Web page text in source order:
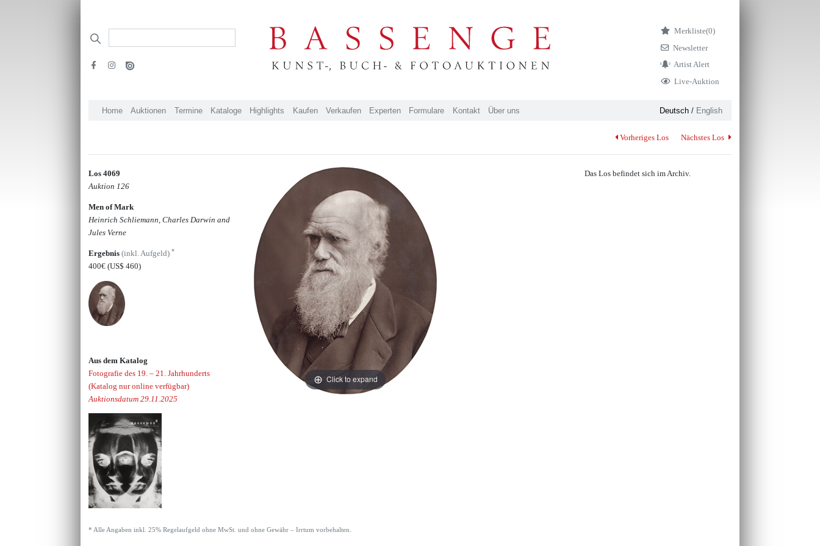
Merkliste(0)
Newsletter
Artist Alert
Live-Auktion
Home Auktionen Termine Kataloge Highlights Kaufen Verkaufen Experten Formulare Kontakt Über uns Deutsch/ English
Vorheriges Los Nächstes Los
Los 4069
Auktion 126
Men of Mark
Heinrich Schliemann, Charles Darwin and
Jules Verne
Ergebnis(inkl. Aufgeld)*
400€(US$ 460)
Aus dem Katalog
Fotografie des 19. – 21. Jahrhunderts
(Katalog nur online verfügbar)
Auktionsdatum 29.11.2025
Click to expand
Das Los befindet sich im Archiv.
* Alle Angaben inkl. 25% Regelaufgeld ohne MwSt. und ohne Gewähr – Irrtum vorbehalten.